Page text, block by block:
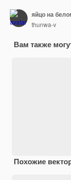
яйцо на
thunwa-v
Вам также
Похожие